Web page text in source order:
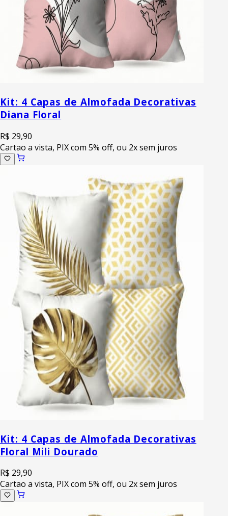
Kit: 4 Capas de Almofada Decorativas
Diana Floral
R$ 29,90
Cartao a vista, PIX com 5% off, ou 2x sem juros
Kit: 4 Capas de Almofada Decorativas
Floral Mili Dourado
R$ 29,90
Cartao a vista, PIX com 5% off, ou 2x sem juros